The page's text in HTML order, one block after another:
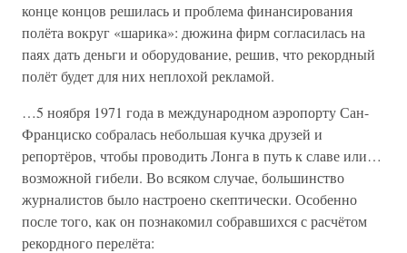
конце концов решилась и проблема финансирования
полёта вокруг «шарика»: дюжина фирм согласилась на
паях дать деньги и оборудование, решив, что рекордный
полёт будет для них неплохой рекламой.
…5 ноября 1971 года в международном аэропорту Сан-
Франциско собралась небольшая кучка друзей и
репортёров, чтобы проводить Лонга в путь к славе или…
возможной гибели. Во всяком случае, большинство
журналистов было настроено скептически. Особенно
после того, как он познакомил собравшихся с расчётом
рекордного перелёта: